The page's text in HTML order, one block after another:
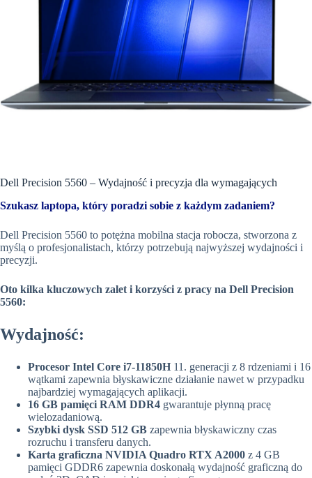
Dell Precision 5560 – Wydajność i precyzja dla wymagających
Szukasz laptopa, który poradzi sobie z każdym zadaniem?
Dell Precision 5560 to potężna mobilna stacja robocza, stworzona z
myślą o profesjonalistach, którzy potrzebują najwyższej wydajności i
precyzji.
Oto kilka kluczowych zalet i korzyści z pracy na Dell Precision
5560:
Wydajność:
Procesor Intel Core i7-11850H 11. generacji z 8 rdzeniami i 16
wątkami zapewnia błyskawiczne działanie nawet w przypadku
najbardziej wymagających aplikacji.
16 GB pamięci RAM DDR4 gwarantuje płynną pracę
wielozadaniową.
Szybki dysk SSD 512 GB zapewnia błyskawiczny czas
rozruchu i transferu danych.
Karta graficzna NVIDIA Quadro RTX A2000 z 4 GB
pamięci GDDR6 zapewnia doskonałą wydajność graficzną do